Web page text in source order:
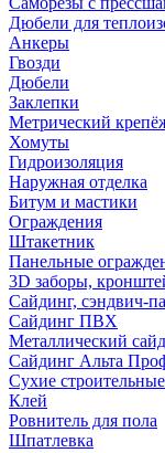
Дюбели для
Анкеры
Гвозди
Дюбели
Заклепки
Метрический
Хомуты
Гидроизоляция
Наружная отделка
Битум и мастики
Ограждения
Штакетник
Панельные
3D заборы,
Cайдинг, сэндвич-
Сайдинг ПВХ
Металлический
Сайдинг Альта
Сухие
Клей
Ровнитель для пола
Шпатлевка